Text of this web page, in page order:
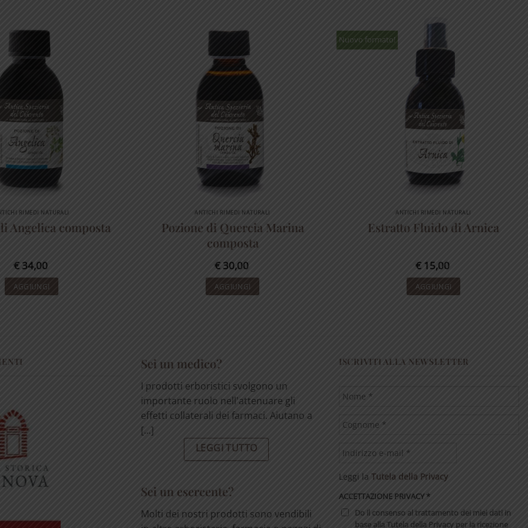
RIMEDI NATURALI
Angelica composta
€34,00
AGGIUNGI
ANTICHI RIMEDI NATURALI
Pozione di Quercia Marina
composta
€30,00
AGGIUNGI
Nuovo formato!
ANTICHI RIMEDI NATURALI
Estratto Fluido di Arnica
€15,00
AGGIUNGI
Sei un medico?
I prodotti erboristici svolgono un
importante ruolo nell'attenuare gli
effetti collaterali dei farmaci. Aiutano a
[...]
LEGGI TUTTO
Sei un esercente?
Molti dei nostri prodotti sono vendibili
ISCRIVITI ALLA NEWSLETTER
Leggi la Tutela della Privacy
ACCETTAZIONE PRIVACY*
Do il consenso al trattamento dei miei dati in
base alla Tutela della Privacy per la ricezione